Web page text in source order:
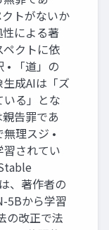
トがないか
による著
クトに依
• 「道」の
成AIは「ズ
る」とな
告罪であ
理スジ •
されてい
、著作者の
5Bから学習
の改正で法